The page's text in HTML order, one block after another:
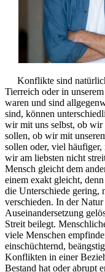
Konflikte sind
Tierreich oder in
waren und sind
sind, können
wir mit uns selbst, ob wir
sollen, ob wir mit
sollen oder, viel
wir am liebsten nicht
Mensch gleicht dem
einem exakt gleicht,
die Unterschiede gering,
verschieden. In der
Auseinandersetzung
Streit beilegt.
viele Menschen
einschüchternd,
Konflikten in einer
Bestand hat oder abrupt